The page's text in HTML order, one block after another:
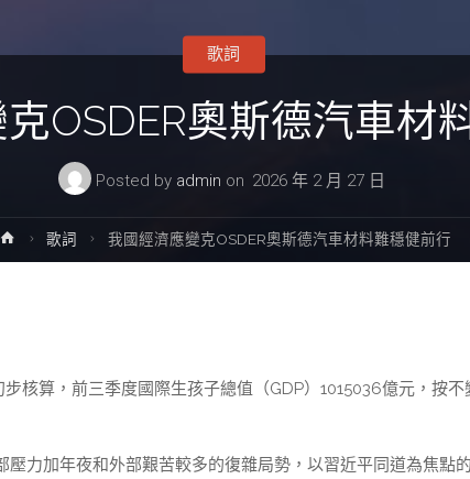
OSDER奧斯德汽車材
Posted by admin on 2026 年 2 月 27 日
歌詞
Home歌詞 我國經濟應變克OSDER奧斯德汽車材料難穩健前行
核算，前三季度國際生孩子總值（GDP）1015036億元，按不
壓力加年夜和外部艱苦較多的復雜局勢，以習近平同道為焦點